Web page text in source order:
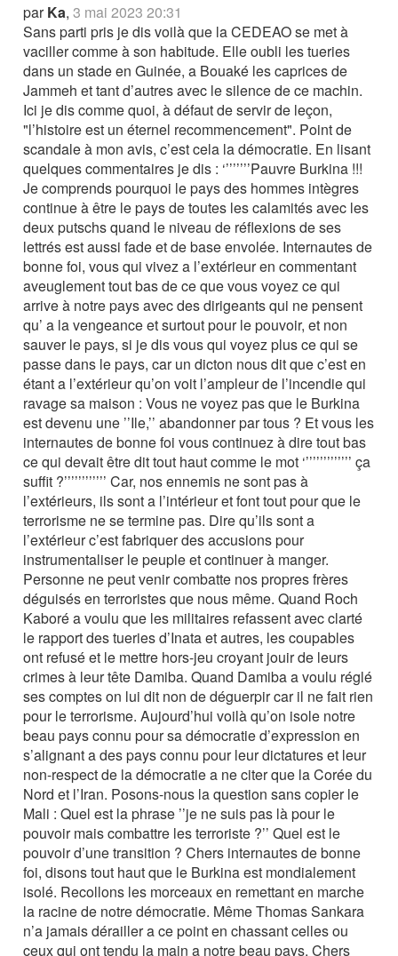
parKa,3 mai 2023 20:31
Sans parti pris je dis voilà que la CEDEAO se met à
vaciller comme à son habitude. Elle oubli les tueries
dans un stade en Guinée, a Bouaké les caprices de
Jammeh et tant d’autres avec le silence de ce machin.
Ici je dis comme quoi, à défaut de servir de leçon,
"l’histoire est un éternel recommencement". Point de
scandale à mon avis, c’est cela la démocratie. En lisant
quelques commentaires je dis : ‘’’’’’’’Pauvre Burkina !!!
Je comprends pourquoi le pays des hommes intègres
continue à être le pays de toutes les calamités avec les
deux putschs quand le niveau de réflexions de ses
lettrés est aussi fade et de base envolée. Internautes de
bonne foi, vous qui vivez a l’extérieur en commentant
aveuglement tout bas de ce que vous voyez ce qui
arrive à notre pays avec des dirigeants qui ne pensent
qu’ a la vengeance et surtout pour le pouvoir, et non
sauver le pays, si je dis vous qui voyez plus ce qui se
passe dans le pays, car un dicton nous dit que c’est en
étant a l’extérieur qu’on voit l’ampleur de l’incendie qui
ravage sa maison : Vous ne voyez pas que le Burkina
est devenu une ’’Ile,’’ abandonner par tous ? Et vous les
internautes de bonne foi vous continuez à dire tout bas
ce qui devait être dit tout haut comme le mot ‘’’’’’’’’’’’’’ ça
suffit ?’’’’’’’’’’’’ Car, nos ennemis ne sont pas à
l’extérieurs, ils sont a l’intérieur et font tout pour que le
terrorisme ne se termine pas. Dire qu’ils sont a
l’extérieur c’est fabriquer des accusions pour
instrumentaliser le peuple et continuer à manger.
Personne ne peut venir combatte nos propres frères
déguisés en terroristes que nous même. Quand Roch
Kaboré a voulu que les militaires refassent avec clarté
le rapport des tueries d’Inata et autres, les coupables
ont refusé et le mettre hors-jeu croyant jouir de leurs
crimes à leur tête Damiba. Quand Damiba a voulu réglé
ses comptes on lui dit non de déguerpir car il ne fait rien
pour le terrorisme. Aujourd’hui voilà qu’on isole notre
beau pays connu pour sa démocratie d’expression en
s’alignant a des pays connu pour leur dictatures et leur
non-respect de la démocratie a ne citer que la Corée du
Nord et l’Iran. Posons-nous la question sans copier le
Mali : Quel est la phrase ’’je ne suis pas là pour le
pouvoir mais combattre les terroriste ?’’ Quel est le
pouvoir d’une transition ? Chers internautes de bonne
foi, disons tout haut que le Burkina est mondialement
isolé. Recollons les morceaux en remettant en marche
la racine de notre démocratie. Même Thomas Sankara
n’a jamais dérailler a ce point en chassant celles ou
ceux qui ont tendu la main a notre beau pays. Chers